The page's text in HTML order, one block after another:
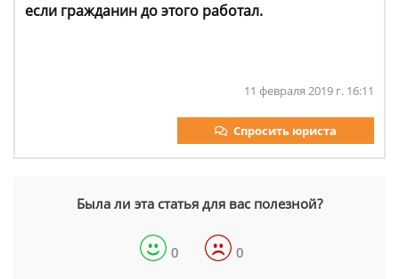
если гражданин до этого работал.
11 февраля 2019 г. 16:11
Спросить юриста
Была ли эта статья для вас полезной?
0 0